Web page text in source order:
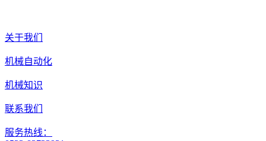
关于我们
机械自动化
机械知识
联系我们
服务热线：